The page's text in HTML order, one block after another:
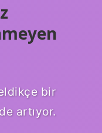
bir
artıyor.